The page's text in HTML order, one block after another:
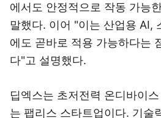
에서도 안정적으로 작동 가능
말했다. 이어 "이는 산업용 AI,
에도 곧바로 적용 가능하다는
다"고 설명했다.
딥엑스는 초저전력 온디바이
는 팹리스 스타트업이다. 기술